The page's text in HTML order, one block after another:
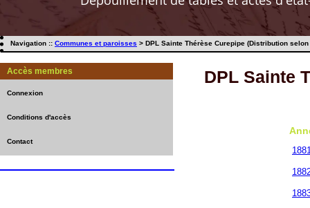
Navigation :: Communes et paroisses > DPL Sainte Thérèse Curepipe (Distribution
Accès membres
Connexion
Conditions d'accès
Contact
DPL Sainte